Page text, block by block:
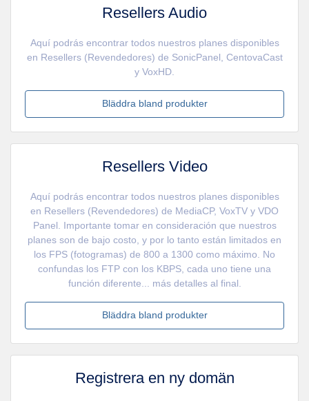
Resellers Audio
Aquí podrás encontrar todos nuestros planes disponibles
en Resellers (Revendedores) de SonicPanel, CentovaCast
y VoxHD.
Bläddra bland produkter
Resellers Video
Aquí podrás encontrar todos nuestros planes disponibles
en Resellers (Revendedores) de MediaCP, VoxTV y VDO
Panel. Importante tomar en consideración que nuestros
planes son de bajo costo, y por lo tanto están limitados en
los FPS (fotogramas) de 800 a 1300 como máximo. No
confundas los FTP con los KBPS, cada uno tiene una
función diferente... más detalles al final.
Bläddra bland produkter
Registrera en ny domän